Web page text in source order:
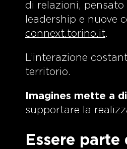
di relazioni,
leadership e nuove
connext.torino.it.
L’interazione
territorio.
Imagines mette a
supportare la
Essere